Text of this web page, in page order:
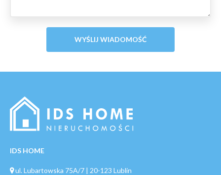
IDS HOME
ul. Lubartowska 75A/7 | 20-123 Lublin